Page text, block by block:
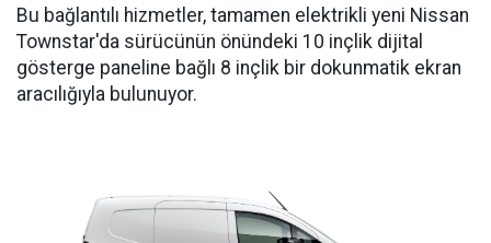
Bu bağlantılı hizmetler, tamamen elektrikli yeni Nissan
Townstar'da sürücünün önündeki 10 inçlik dijital
gösterge paneline bağlı 8 inçlik bir dokunmatik ekran
aracılığıyla bulunuyor.